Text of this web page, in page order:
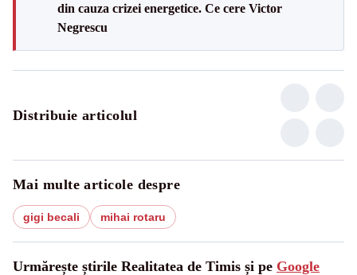
din cauza crizei energetice. Ce cere Victor
Negrescu
Distribuie articolul
Mai multe articole despre
gigi becali mihai rotaru
Urmărește știrile Realitatea de Timis și pe Google